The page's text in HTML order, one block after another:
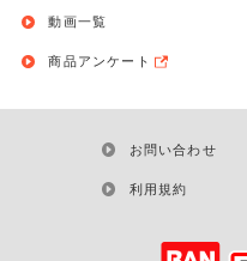
動画一覧
商品アンケート
お問い合わせ
利用規約